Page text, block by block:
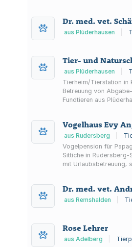
Hundeerziehung.
Dr. med. vet.
aus Plüderhausen
aus Plüderhausen
Tierheim/Tierstation in
Betreuung von
Fundtieren aus
Terminabsprache.
aus Rudersberg
Vogelpension für
Sittiche in Rudersberg-
mit Urlaubsbetreuung,
aus Remshalden
Rose Lehrer
aus Adelberg